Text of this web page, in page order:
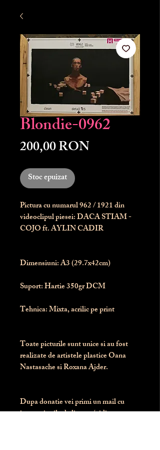
Blondie-0962
200,00 RONPreț
Stoc epuizat
Pictura cu numarul962/ 1921 din
videoclipul piesei: DACA STIAM -
COJO ft. AYLIN CADIR
Dimensiuni: A3 (29.7x42cm)
Suport: Hartie 350gr DCM
Tehnica: Mixta, acrilic pe print
Toate picturile sunt unice si au fost
realizate de artistele plastice Oana
Nastasache si Roxana Ajder.
Dupa donatie vei primi un mail cu
instructiunile de livrare / ridicare.